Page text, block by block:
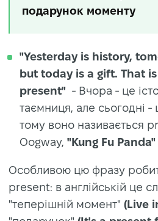
подарунок моменту
"Yesterday is history,
but today is a gift. That
present" - Вчора - це
таємниця, але сьогодні
тому воно називається
Oogway, "Kung Fu Panda"
Особливою цю фразу
present: в англійській це
"теперішній момент" (Live